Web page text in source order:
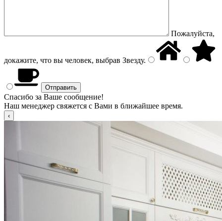
Пожалуйста,
докажите, что вы человек, выбрав Звезду.
Спасибо за Ваше сообщение!
Наш менеджер свяжется с Вами в ближайшее время.